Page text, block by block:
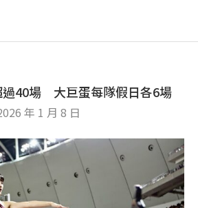
過40場 大巨蛋每隊假日各6場
年 1 月 8 日